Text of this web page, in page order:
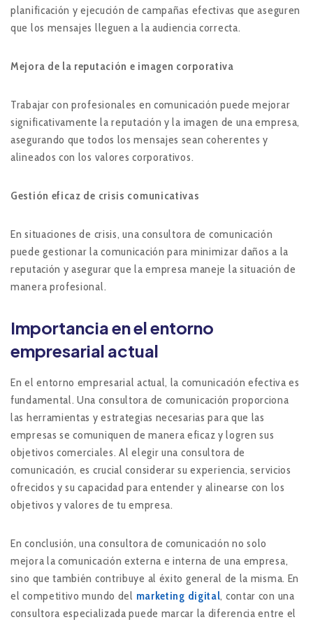
planificación y ejecución de campañas efectivas que aseguren
que los mensajes lleguen a la audiencia correcta​​.
Mejora de la reputación e imagen corporativa
Trabajar con profesionales en comunicación puede mejorar
significativamente la reputación y la imagen de una empresa,
asegurando que todos los mensajes sean coherentes y
alineados con los valores corporativos​.
Gestión eficaz de crisis comunicativas
En situaciones de crisis, una consultora de comunicación
puede gestionar la comunicación para minimizar daños a la
reputación y asegurar que la empresa maneje la situación de
manera profesional​.
Importancia en el entorno
empresarial actual
En el entorno empresarial actual, la comunicación efectiva es
fundamental. Una consultora de comunicación proporciona
las herramientas y estrategias necesarias para que las
empresas se comuniquen de manera eficaz y logren sus
objetivos comerciales​. Al elegir una consultora de
comunicación, es crucial considerar su experiencia, servicios
ofrecidos y su capacidad para entender y alinearse con los
objetivos y valores de tu empresa.
En conclusión, una consultora de comunicación no solo
mejora la comunicación externa e interna de una empresa,
sino que también contribuye al éxito general de la misma. En
el competitivo mundo del marketing digital, contar con una
consultora especializada puede marcar la diferencia entre el